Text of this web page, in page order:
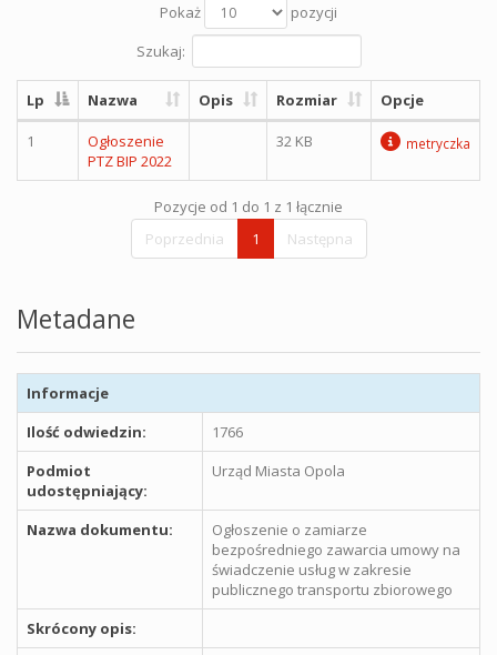
Pokaż
pozycji
Szukaj:
Lp Nazwa Opis Rozmiar Opcje
1
Ogłoszenie
PTZ BIP 2022
32 KB metryczka
Pozycje od 1 do 1 z 1 łącznie
Poprzednia
1 Następna
Metadane
Informacje
Ilość odwiedzin:
1766
Podmiot
udostępniający:
Urząd Miasta Opola
Nazwa dokumentu:
Ogłoszenie o zamiarze
bezpośredniego zawarcia umowy na
świadczenie usług w zakresie
publicznego transportu zbiorowego
Skrócony opis: